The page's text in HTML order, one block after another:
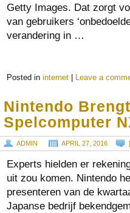
Getty Images. Dat zorgt
van gebruikers
verandering in …
Posted in internet Leave a
Nintendo
Spelcomputer
ADMIN APRIL 27, 2016
Experts hielden er
uit zou komen. Nintendo
presenteren van de
Japanse bedrijf